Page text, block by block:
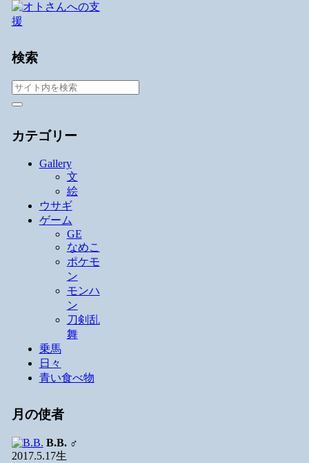
検索
カテゴリー
Gallery
文
絵
ウサギ
ゲーム
GE
なめこ
ポケモ
ン
モンハ
ン
刀剣乱
舞
乗馬
日々
青い食べ物
月の使者
B.B.♂
2017.5.17生